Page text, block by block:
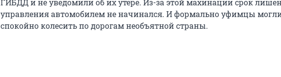
ГИБДД и не уведомили об их утере. Из-за этой махинации срок
управления автомобилем не начинался. И формально уфимцы
спокойно колесить по дорогам необъятной страны.